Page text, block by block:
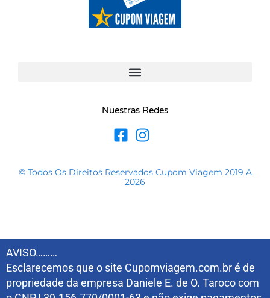
Nuestras Redes
© Todos Os Direitos Reservados Cupom Viagem 2019 A
2026
AVISO………
Esclarecemos que o site Cupomviagem.com.br é de
propriedade da empresa Daniele E. de O. Taroco com